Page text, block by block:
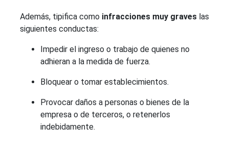
Además, tipifica como infracciones muy graves las
siguientes conductas:
Impedir el ingreso o trabajo de quienes no
adhieran a la medida de fuerza.
Bloquear o tomar establecimientos.
Provocar daños a personas o bienes de la
empresa o de terceros, o retenerlos
indebidamente.